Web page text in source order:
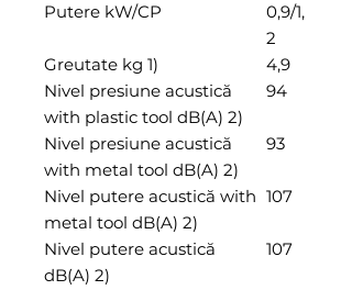
Putere kW/CP
0,9/1,
2
Greutate kg 1)
4,9
Nivel presiune acustică
with plastic tool dB(A) 2)
94
Nivel presiune acustică
with metal tool dB(A) 2)
93
Nivel putere acustică with
metal tool dB(A) 2)
107
Nivel putere acustică
dB(A) 2)
107